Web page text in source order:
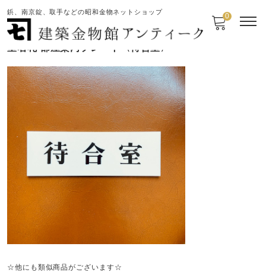
鋲、南京錠、取手などの昭和金物ネットショップ 0
室名札 部屋案内プレート〈待合室〉
☆他にも類似商品がございます☆